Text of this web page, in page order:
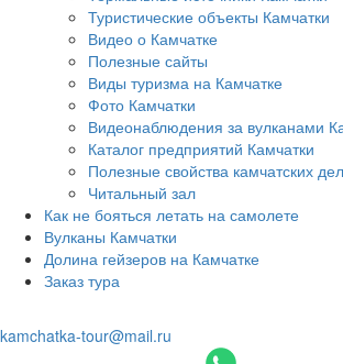
Туристические объекты Камчатки
Видео о Камчатке
Полезные сайты
Виды туризма на Камчатке
Фото Камчатки
Видеонаблюдения за вулканами
Каталог предприятий Камчатки
Полезные свойства камчатских
Читальный зал
Как не бояться летать на самолете
Вулканы Камчатки
Долина гейзеров на Камчатке
Заказ тура
kamchatka-tour@mail.ru